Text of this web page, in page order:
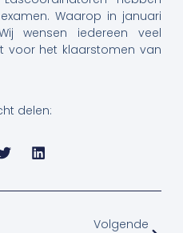
Waarop in januari
wensen iedereen veel
voor het klaarstomen van
delen:
Volgende